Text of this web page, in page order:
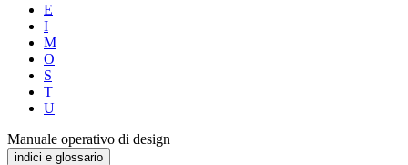
E
I
M
O
S
T
U
Manuale operativo di design
indici e glossario